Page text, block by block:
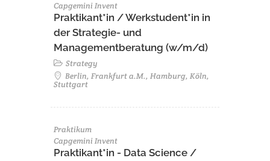
Capgemini Invent
Praktikant*in / Werkstudent*in in
der Strategie- und
Managementberatung (w/m/d)
Strategy
Berlin, Frankfurt a.M., Hamburg, Köln,
Stuttgart
Praktikum
Capgemini Invent
Praktikant*in - Data Science /